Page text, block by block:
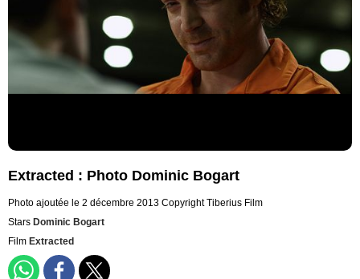
Extracted : Photo Dominic Bogart
Photo ajoutée le 2 décembre 2013 Copyright Tiberius Film
Stars Dominic Bogart
Film Extracted